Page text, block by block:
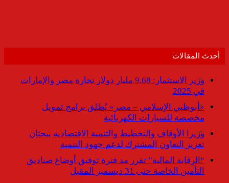
أحدث المقالات
وزير الاستثمار: 9.68 مليار دولار تجارة مصر والإمارات
في 2025
«أبوظبي الإسلامي – مصر» يُطلق برامج تمويل
مخصصة للسيارات الكهربائية
وزيرا الأوقاف والتخطيط والتنمية الاقتصادية يبحثان
تعزيز التعاون المشترك لدعم جهود التنمية
“الرقابة المالية” تقرر مد فترة توفيق أوضاع صناديق
التأمين الخاصة حتى 31 ديسمبر المقبل